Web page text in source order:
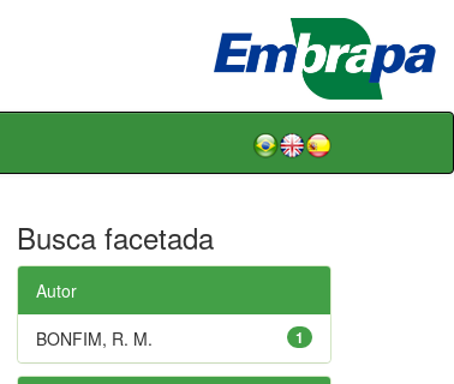
Busca facetada
Autor
1
BONFIM, R. M.